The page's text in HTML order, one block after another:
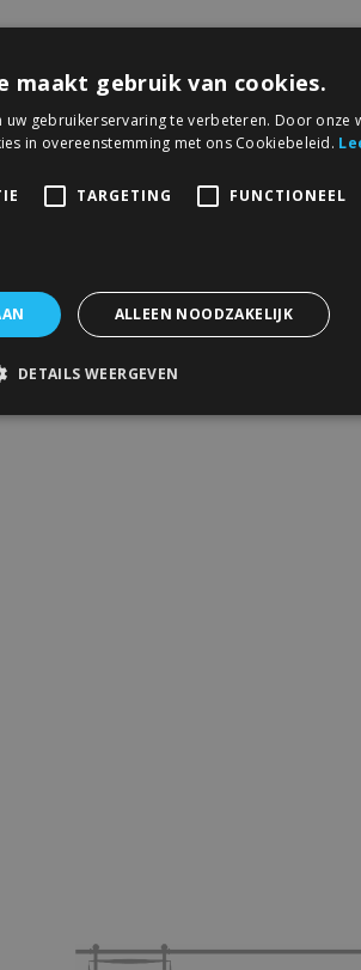
maakt gebruik van cookies.
gebruikerservaring te verbeteren. Door onze
in overeenstemming met ons Cookiebeleid.
TARGETING FUNCTIONEEL
ALLEEN NOODZAKELIJK
DETAILS WEERGEVEN